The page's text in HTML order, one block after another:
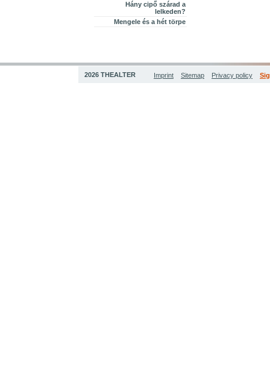
Hány cipő szárad a
lelkeden?
Mengele és a hét törpe
2026 THEALTER Imprint Sitemap Privacy policy